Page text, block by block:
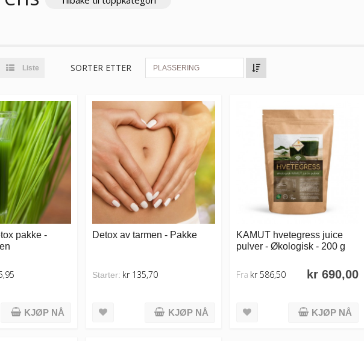
Liste SORTER ETTER PLASSERING
pakke -
KJØP NÅ
Detox av tarmen - Pakke
Starter: kr 135,70
KJØP NÅ
KAMUT hvetegress juice
pulver - Økologisk - 200 g
kr 690,00
Fra kr 586,50
KJØP NÅ